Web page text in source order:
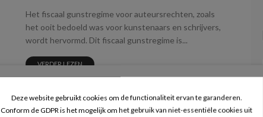
Het fiscaal gunstregime voor auteursrechten, zoals
het ooit bedoeld was voor kunstenaars en schrijvers,
wordt hervormd. Dit fiscaal gunstregime is...
VERDER LEZEN
Deze website gebruikt cookies om de functionaliteit ervan te garanderen.
Conform de GDPR is het mogelijk om het gebruik van niet-essentiële cookies uit